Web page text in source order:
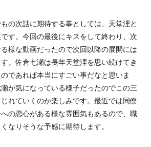
の次話に期待する事としては、天堂浬と
す。今回の最後にキスをして終わり、次
様な動画だったので次回以降の展開には
。佐倉七瀬は長年天堂浬を思い続けてき
であれば本当にすごい事だなと思いま
が気になっている様子だったのでこの三
れていくのか楽しみです。最近では同僚
の恋心がある様な雰囲気もあるので、職
なりそうな予感に期待します。